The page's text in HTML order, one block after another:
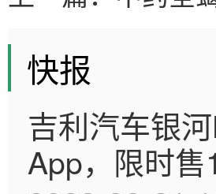
快报
吉利汽车银
App，限时售